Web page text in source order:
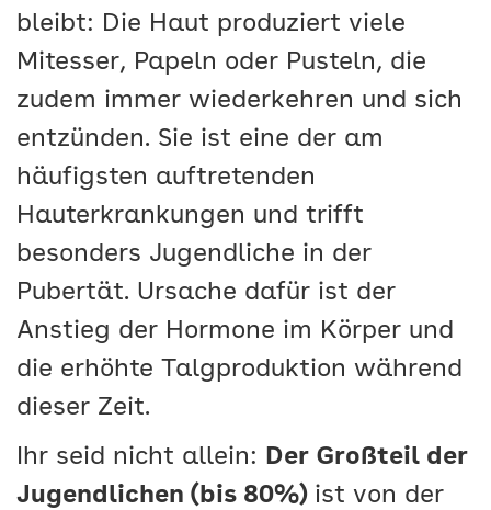
bleibt: Die Haut produziert viele
Mitesser, Papeln oder Pusteln, die
zudem immer wiederkehren und sich
entzünden. Sie ist eine der am
häufigsten auftretenden
Hauterkrankungen und trifft
besonders Jugendliche in der
Pubertät. Ursache dafür ist der
Anstieg der Hormone im Körper und
die erhöhte Talgproduktion während
dieser Zeit.
Ihr seid nicht allein: Der Großteil der
Jugendlichen (bis 80%)ist von der